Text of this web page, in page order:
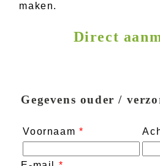
maken.
Direct
Gegevens ouder /
Voornaam *